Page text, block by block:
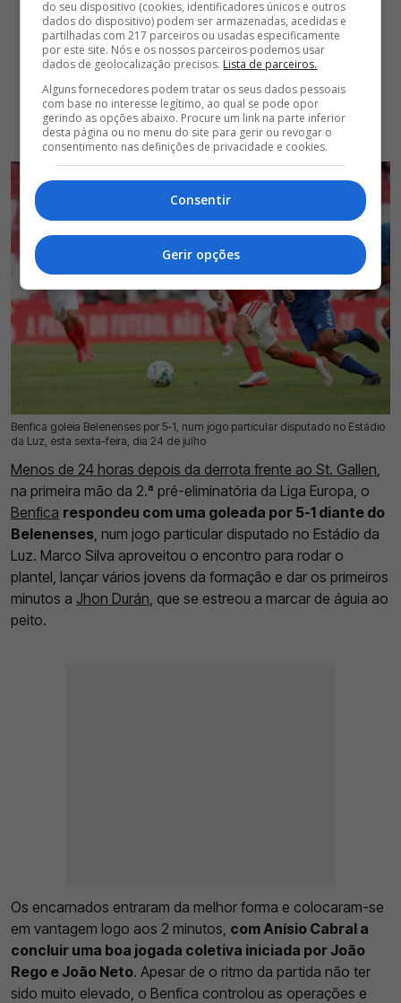
Benfica goleia Belenenses por 5-1, num jogo particular disputado no Estádio
da Luz, esta sexta-feira, dia 24 de julho
24 Jul 2026 | 20:04 | 0
Menos de 24 horas depois da derrota frente ao St. Gallen
na primeira mão da 2.ª pré-eliminatória da Liga Europa, o
Benfica respondeu com uma goleada por 5-1 diante do
Belenenses , num jogo particular disputado no Estádio da
Luz. Marco Silva aproveitou o encontro para rodar o
plantel, lançar vários jovens da formação e dar os primeiros
minutos a Jhon Durán , que se estreou a marcar de águia ao
peito.
Os encarnados entraram da melhor forma e colocaram-se
em vantagem logo aos 2 minutos, com Anísio Cabral a
concluir uma boa jogada coletiva iniciada por João
Rego e João Neto. Apesar de o ritmo da partida não ter
sido muito elevado, o Benfica controlou as operações e
do seu dispositivo (cookies, identificadores únicos e outros
dados do dispositivo) podem ser armazenadas, acedidas e
partilhadas com 217 parceiros ou usadas especificamente
por este site. Nós e os nossos parceiros podemos usar
dados de geolocalização precisos. Lista de parceiros.
Alguns fornecedores podem tratar os seus dados pessoais
com base no interesse legítimo, ao qual se pode opor
gerindo as opções abaixo. Procure um link na parte inferior
desta página ou no menu do site para gerir ou revogar o
consentimento nas definições de privacidade e cookies.
Consentir
Gerir opções